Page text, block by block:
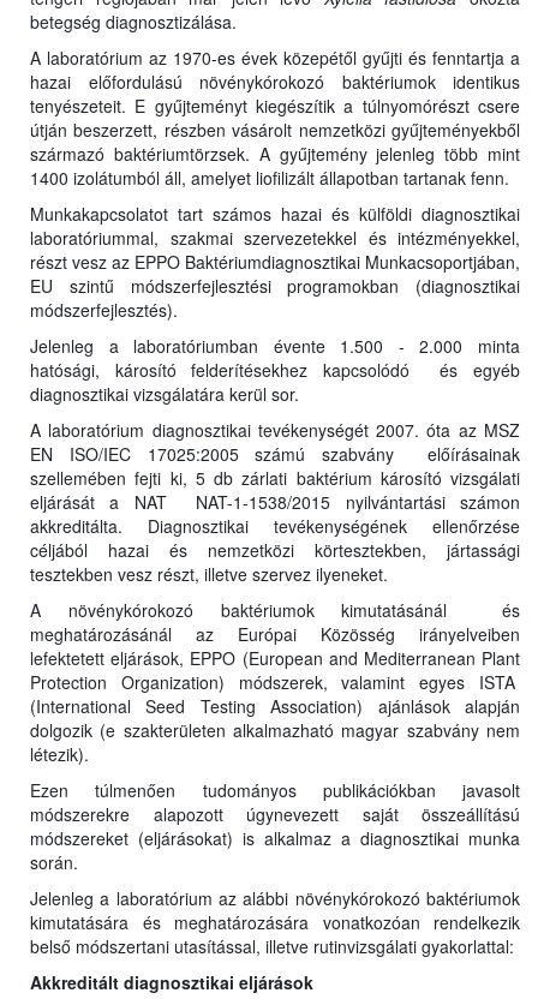
betegség diagnosztizálása.
A laboratórium az 1970-es évek közepétől gyűjti és fenntartja a
hazai előfordulású növénykórokozó baktériumok identikus
tenyészeteit. E gyűjteményt kiegészítik a túlnyomórészt csere
útján beszerzett, részben vásárolt nemzetközi gyűjteményekből
származó baktériumtörzsek. A gyűjtemény jelenleg több mint
1400 izolátumból áll, amelyet liofilizált állapotban tartanak fenn.
Munkakapcsolatot tart számos hazai és külföldi diagnosztikai
laboratóriummal, szakmai szervezetekkel és intézményekkel,
részt vesz az EPPO Baktériumdiagnosztikai Munkacsoportjában,
EU szintű módszerfejlesztési programokban (diagnosztikai
módszerfejlesztés).
Jelenleg a laboratóriumban évente 1.500 - 2.000 minta
hatósági, károsító felderítésekhez kapcsolódó és egyéb
diagnosztikai vizsgálatára kerül sor.
A laboratórium diagnosztikai tevékenységét 2007. óta az MSZ
EN ISO/IEC 17025:2005 számú szabvány előírásainak
szellemében fejti ki, 5 db zárlati baktérium károsító vizsgálati
eljárását a NAT NAT-1-1538/2015 nyilvántartási számon
akkreditálta. Diagnosztikai tevékenységének ellenőrzése
céljából hazai és nemzetközi körtesztekben, jártassági
tesztekben vesz részt, illetve szervez ilyeneket.
A növénykórokozó baktériumok kimutatásánál és
meghatározásánál az Európai Közösség irányelveiben
lefektetett eljárások, EPPO (European and Mediterranean Plant
Protection Organization) módszerek, valamint egyes ISTA
(International Seed Testing Association) ajánlások alapján
dolgozik (e szakterületen alkalmazható magyar szabvány nem
létezik).
Ezen túlmenően tudományos publikációkban javasolt
módszerekre alapozott úgynevezett saját összeállítású
módszereket (eljárásokat) is alkalmaz a diagnosztikai munka
során.
Jelenleg a laboratórium az alábbi növénykórokozó baktériumok
kimutatására és meghatározására vonatkozóan rendelkezik
belső módszertani utasítással, illetve rutinvizsgálati gyakorlattal:
Akkreditált diagnosztikai eljárások